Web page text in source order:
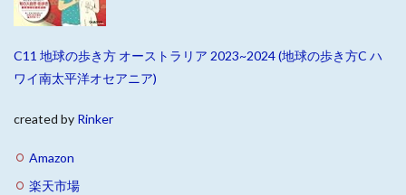
C11 地球の歩き方 オーストラリア 2023~2024 (地球の歩き方C ハ
ワイ南太平洋オセアニア)
created by Rinker
Amazon
楽天市場